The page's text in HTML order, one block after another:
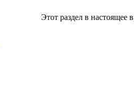
Этот раздел в настоящее